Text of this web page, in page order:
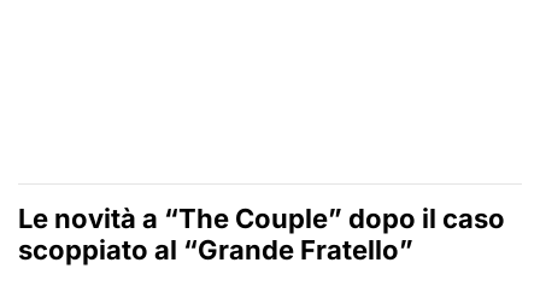
Le novità a “The Couple” dopo il caso
scoppiato al “Grande Fratello”